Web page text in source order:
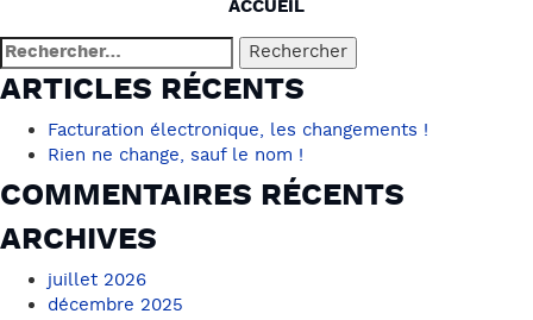
DE
L’ARTICLE
ACCUEIL
Rechercher :
ARTICLES RÉCENTS
Facturation électronique, les changements !
Rien ne change, sauf le nom !
COMMENTAIRES RÉCENTS
ARCHIVES
juillet 2026
décembre 2025